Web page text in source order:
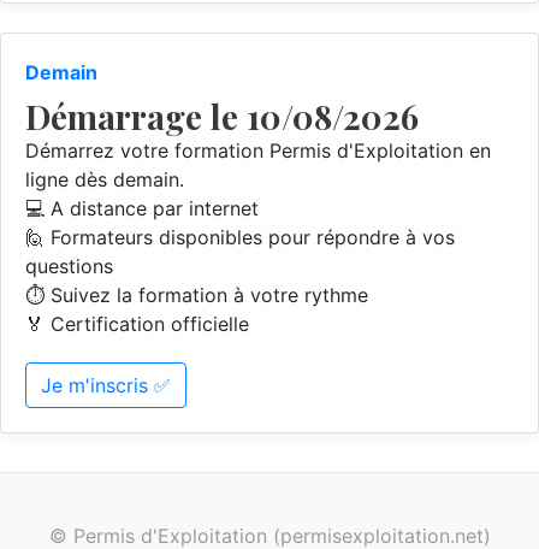
Demain
Démarrage le 10/08/2026
Démarrez votre formation Permis d'Exploitation en
ligne dès demain.
💻 A distance par internet
🙋 Formateurs disponibles pour répondre à vos
questions
⏱️ Suivez la formation à votre rythme
🏅 Certification officielle
Je m'inscris ✅
© Permis d'Exploitation (permisexploitation.net)